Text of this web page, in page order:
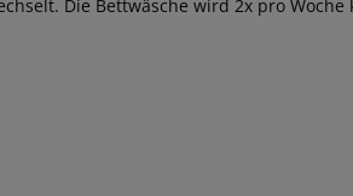
Die Bettwäsche wird 2x pro Woche